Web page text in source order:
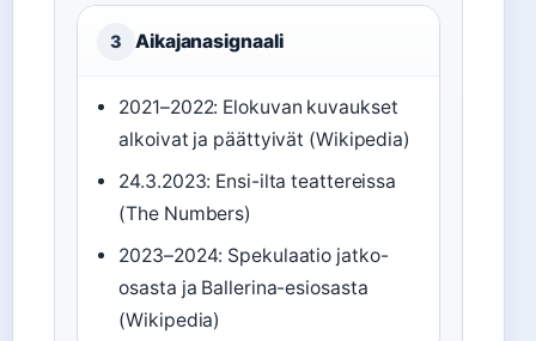
3 Aikajanasignaali
2021–2022: Elokuvan kuvaukset
alkoivat ja päättyivät (Wikipedia)
24.3.2023: Ensi-ilta teattereissa
(The Numbers)
2023–2024: Spekulaatio jatko-
osasta ja Ballerina-esiosasta
(Wikipedia)